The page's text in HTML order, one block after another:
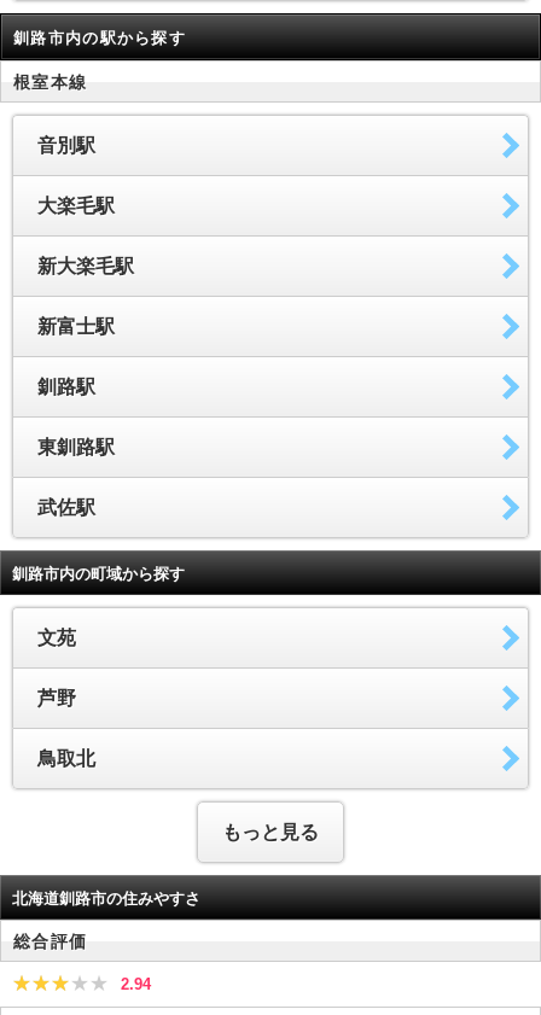
釧路市内の駅から探す
根室本線
音別駅
大楽毛駅
新大楽毛駅
新富士駅
釧路駅
東釧路駅
武佐駅
釧路市内の町域から探す
文苑
芦野
鳥取北
もっと見る
北海道釧路市の住みやすさ
総合評価
2.94